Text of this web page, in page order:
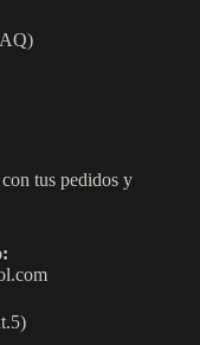
tus pedidos y